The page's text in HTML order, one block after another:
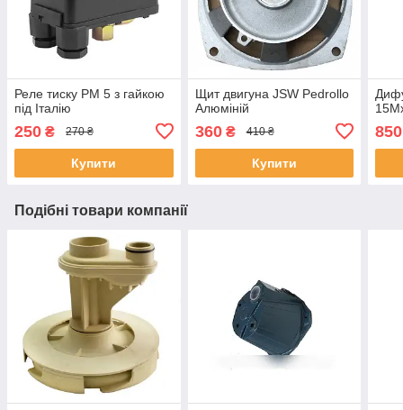
Реле тиску РМ 5 з гайкою
під Італію
250 ₴ 270 ₴
Купити
Щит двигуна JSW Pedrollo
Алюміній
360₴ 410 ₴
Купити
850
Подібні товари компанії